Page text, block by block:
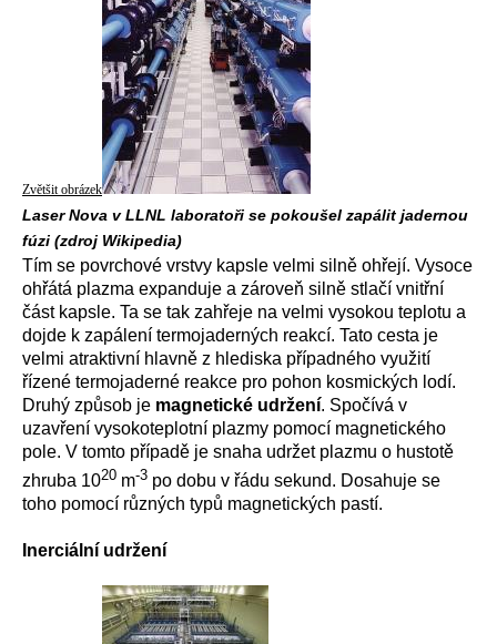
Zvětšit obrázek
Laser Nova v LLNL laboratoři se pokoušel zapálit jadernou
fúzi (zdroj Wikipedia)
Tím se povrchové vrstvy kapsle velmi silně ohřejí. Vysoce
ohřátá plazma expanduje a zároveň silně stlačí vnitřní
část kapsle. Ta se tak zahřeje na velmi vysokou teplotu a
dojde k zapálení termojaderných reakcí. Tato cesta je
velmi atraktivní hlavně z hlediska případného využití
řízené termojaderné reakce pro pohon kosmických lodí.
Druhý způsob je magnetické udržení. Spočívá v
uzavření vysokoteplotní plazmy pomocí magnetického
pole. V tomto případě je snaha udržet plazmu o hustotě
zhruba 1020 m-3 po dobu v řádu sekund. Dosahuje se
toho pomocí různých typů magnetických pastí.
Inerciální udržení